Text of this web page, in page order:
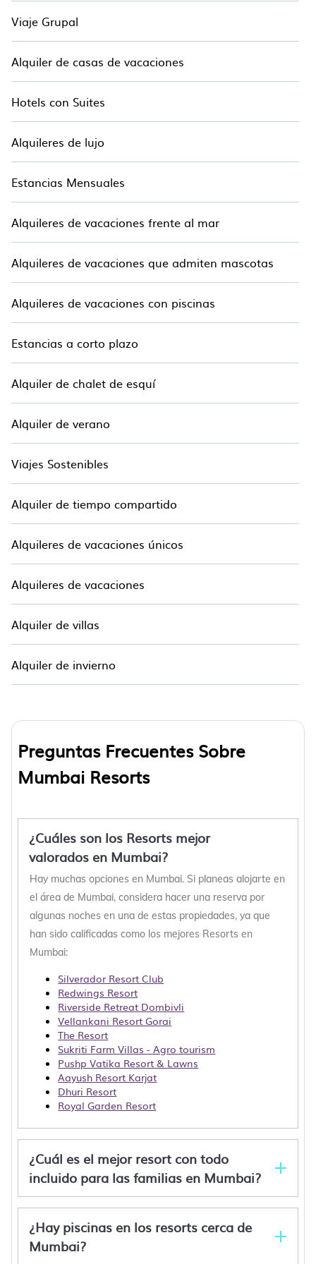
Mumbai Resorts todo incluido también puede
estar disponible para parejas, familias o grupos,
Estos resorts vienen con servicios principales
como spas, jacuzzis, piscinas, TVS, bares,
comidas finas e informales, jardines y áreas de
entretenimiento para niños.
Viaje Grupal
Alquiler de casas de vacaciones
Hotels con Suites
Alquileres de lujo
Estancias Mensuales
Alquileres de vacaciones frente al mar
Alquileres de vacaciones que admiten mascotas
Alquileres de vacaciones con piscinas
Estancias a corto plazo
Alquiler de chalet de esquí
Alquiler de verano
Viajes Sostenibles
Alquiler de tiempo compartido
Alquileres de vacaciones únicos
Alquileres de vacaciones
Alquiler de villas
Alquiler de invierno
Preguntas Frecuentes Sobre
Mumbai Resorts
¿Cuáles son los Resorts mejor
valorados en Mumbai?
Hay muchas opciones en Mumbai. Si planeas alojarte en
el área de Mumbai, considera hacer una reserva por
algunas noches en una de estas propiedades, ya que
han sido calificadas como los mejores Resorts en
Mumbai:
Silverador Resort Club
Redwings Resort
Riverside Retreat Dombivli
Vellankani Resort Gorai
The Resort
Sukriti Farm Villas - Agro tourism
Pushp Vatika Resort & Lawns
Aayush Resort Karjat
Dhuri Resort
Royal Garden Resort
¿Cuál es el mejor resort con todo
incluido para las familias en Mumbai?
¿Hay piscinas en los resorts cerca de
Mumbai?